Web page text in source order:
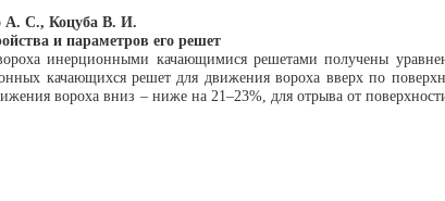
А. С., Коцуба В. И.
и параметров его решет
инерционными качающимися решетами получены
качающихся решет для движения вороха вверх по
вороха вниз – ниже на 21–23%, для отрыва от